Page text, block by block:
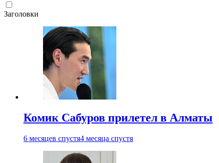
Заголовки
Комик Сабуров прилетел в Алматы
6 месяцев спустя4 месяца спустя